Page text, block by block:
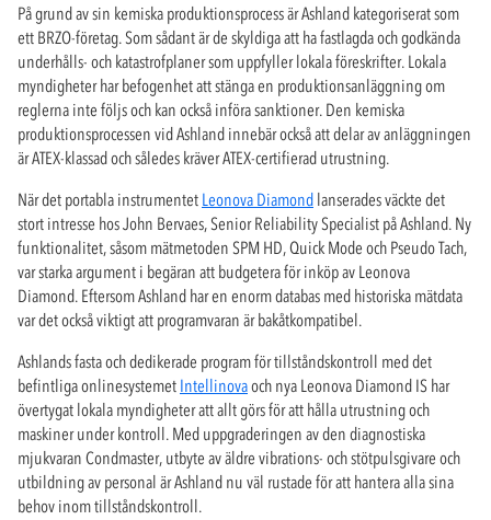
På grund av sin kemiska produktionsprocess är Ashland kategoriserat som
ett BRZO-företag. Som sådant är de skyldiga att ha fastlagda och godkända
underhålls- och katastrofplaner som uppfyller lokala föreskrifter. Lokala
myndigheter har befogenhet att stänga en produktionsanläggning om
reglerna inte följs och kan också införa sanktioner. Den kemiska
produktionsprocessen vid Ashland innebär också att delar av anläggningen
är ATEX-klassad och således kräver ATEX-certifierad utrustning.
När det portabla instrumentet Leonova Diamond lanserades väckte det
stort intresse hos John Bervaes, Senior Reliability Specialist på Ashland. Ny
funktionalitet, såsom mätmetoden SPM HD, Quick Mode och Pseudo Tach,
var starka argument i begäran att budgetera för inköp av Leonova
Diamond. Eftersom Ashland har en enorm databas med historiska mätdata
var det också viktigt att programvaran är bakåtkompatibel.
Ashlands fasta och dedikerade program för tillståndskontroll med det
befintliga onlinesystemet Intellinovaoch nya Leonova Diamond IS har
övertygat lokala myndigheter att allt görs för att hålla utrustning och
maskiner under kontroll. Med uppgraderingen av den diagnostiska
mjukvaran Condmaster, utbyte av äldre vibrations- och stötpulsgivare och
utbildning av personal är Ashland nu väl rustade för att hantera alla sina
behov inom tillståndskontroll.